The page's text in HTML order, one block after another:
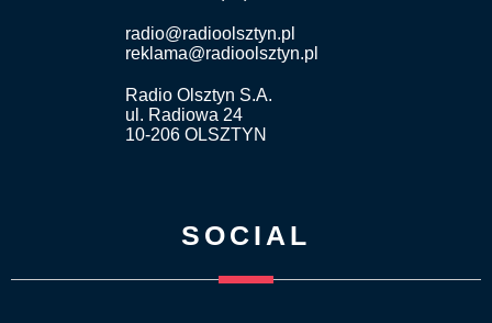
radio@radioolsztyn.pl
reklama@radioolsztyn.pl
Radio Olsztyn S.A.
ul. Radiowa 24
10-206 OLSZTYN
SOCIAL